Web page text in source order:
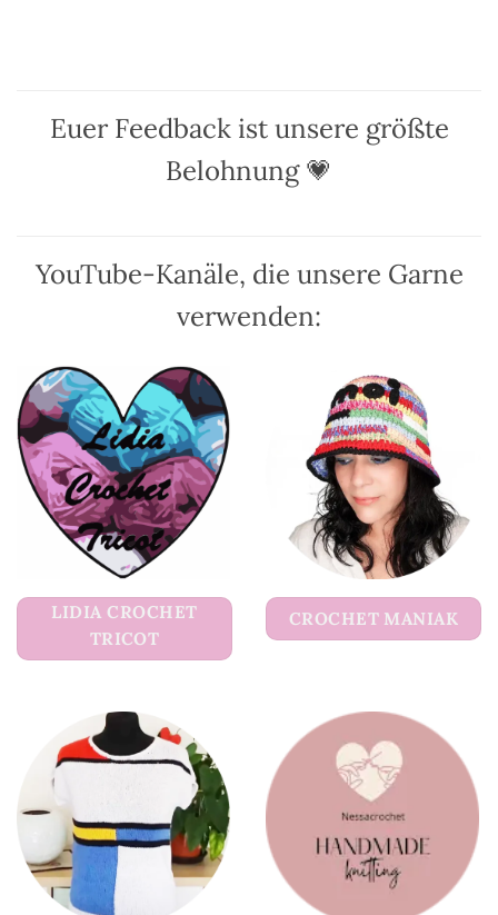
Die
Optionen
können
werden
Euer Feedback ist unsere größte
Belohnung 💗
YouTube-Kanäle, die unsere Garne
verwenden:
LIDIA CROCHET
TRICOT
CROCHET MANIAK